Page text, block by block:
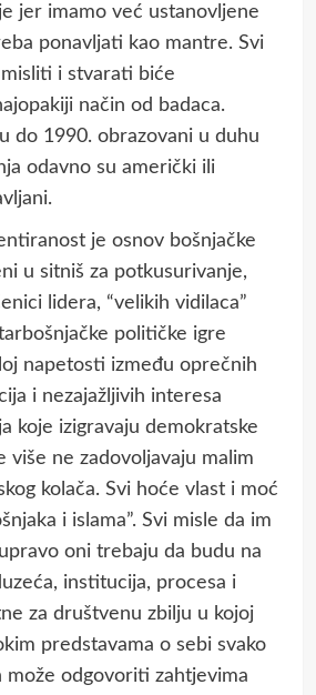
jer imamo već ustanovljene
ponavljati kao mantre. Svi
i stvarati biće
način od badaca.
do 1990. obrazovani u duhu
odavno su američki ili
je osnov bošnjačke
u sitniš za potkusurivanje,
lidera, “velikih vidilaca”
političke igre
napetosti između oprečnih
i nezajažljivih interesa
koje izigravaju demokratske
više ne zadovoljavaju malim
kolača. Svi hoće vlast i moć
i islama”. Svi misle da im
oni trebaju da budu na
institucija, procesa i
za društvenu zbilju u kojoj
predstavama o sebi svako
može odgovoriti zahtjevima